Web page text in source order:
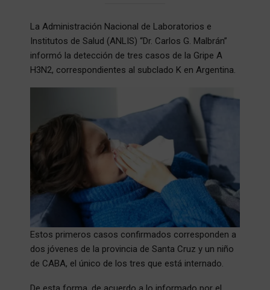
La Administración Nacional de Laboratorios e
Institutos de Salud (ANLIS) “Dr. Carlos G. Malbrán”
informó la detección de tres casos de la Gripe A
H3N2, correspondientes al subclado K en Argentina.
Estos primeros casos confirmados corresponden a
dos jóvenes de la provincia de Santa Cruz y un niño
de CABA, el único de los tres que está internado.